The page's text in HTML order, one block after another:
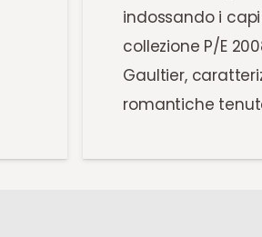
indossando i
collezione P/E
Gaultier,
romantiche